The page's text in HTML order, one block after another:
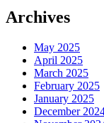
Archives
May 2025
April 2025
March 2025
February 2025
January 2025
December